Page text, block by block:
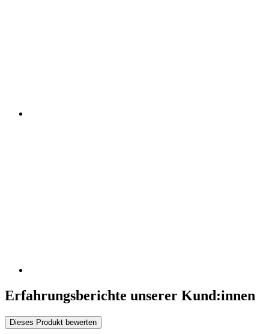
Erfahrungsberichte unserer Kund:innen
Dieses Produkt bewerten